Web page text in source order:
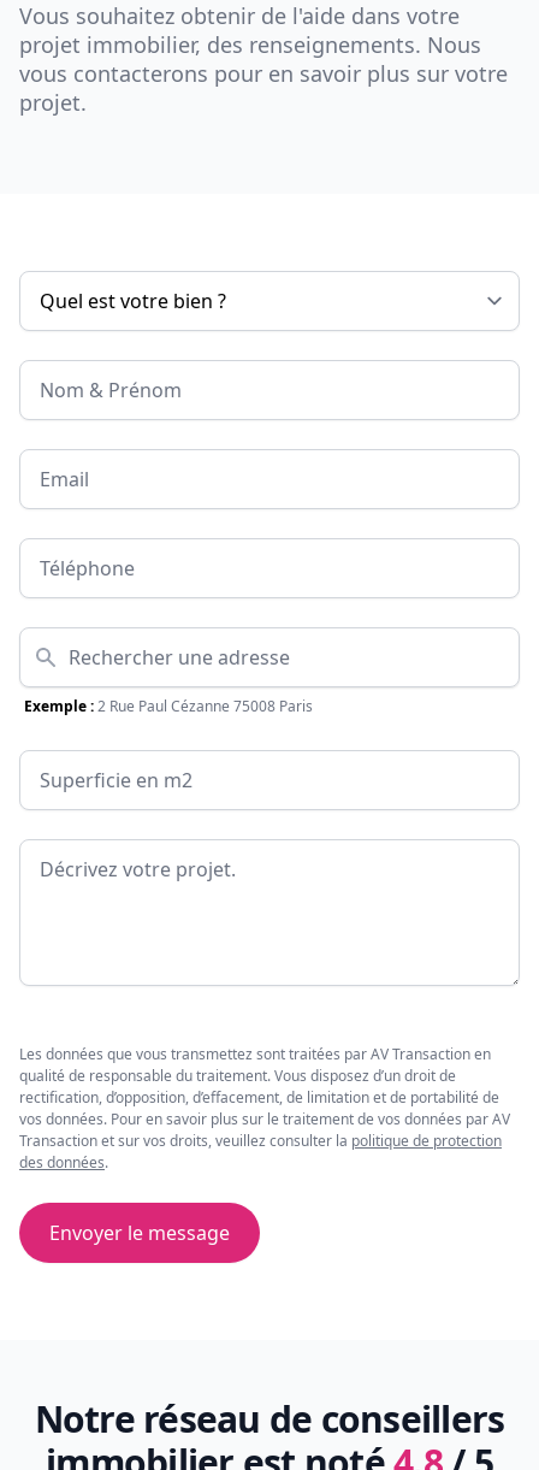
Vous souhaitez obtenir de l'aide dans votre
projet immobilier, des renseignements. Nous
vous contacterons pour en savoir plus sur votre
projet.
Nom & Prénom
Email
Téléphone
Adresse
Exemple :2 Rue Paul Cézanne 75008 Paris
Surface
Message
Les données que vous transmettez sont traitées par AV Transaction en
qualité de responsable du traitement. Vous disposez d’un droit de
rectification, d’opposition, d’effacement, de limitation et de portabilité de
vos données. Pour en savoir plus sur le traitement de vos données par AV
Transaction et sur vos droits, veuillez consulter la politique de protection
des données.
Envoyer le message
Notre réseau de conseillers